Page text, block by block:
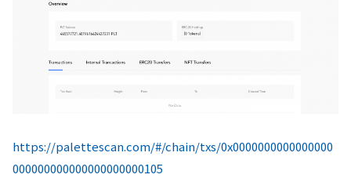
https://palettescan.com/#/chain/txs/0x0000000000000000
000000000000000000000105